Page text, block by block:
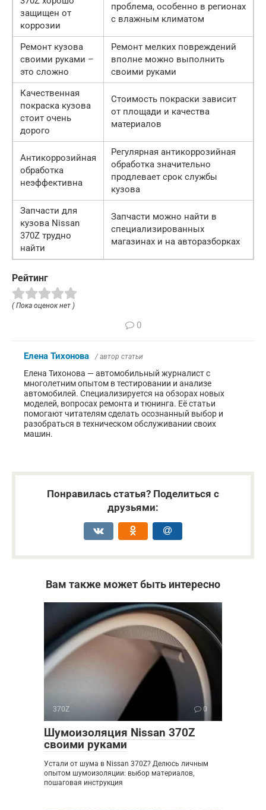
защищен от
коррозии
проблема, особенно в регионах
с влажным климатом
Ремонт кузова
своими руками –
это сложно
Ремонт мелких повреждений
вполне можно выполнить
своими руками
Качественная
покраска кузова
стоит очень
дорого
Стоимость покраски зависит
от площади и качества
материалов
Антикоррозийная
обработка
неэффективна
Регулярная антикоррозийная
обработка значительно
продлевает срок службы
кузова
Запчасти для
кузова Nissan
370Z трудно
найти
Запчасти можно найти в
специализированных
магазинах и на авторазборках
Рейтинг
( Пока оценок нет )
0
Елена Тихонова / автор статьи
Елена Тихонова — автомобильный журналист с
многолетним опытом в тестировании и анализе
автомобилей. Специализируется на обзорах новых
моделей, вопросах ремонта и тюнинга. Её статьи
помогают читателям сделать осознанный выбор и
разобраться в техническом обслуживании своих
машин.
Понравилась статья? Поделиться с
друзьями:
Вам также может быть интересно
370Z 0
Шумоизоляция Nissan 370Z
своими руками
Устали от шума в Nissan 370Z? Делюсь личным
опытом шумоизоляции: выбор материалов,
пошаговая инструкция